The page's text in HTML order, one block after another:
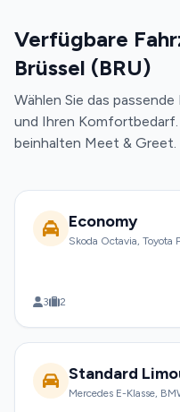
Verfügbare
Brüssel (BRU)
Wählen Sie das
und Ihren
beinhalten Meet & Greet.
Economy
Skoda Octavia, Toyota
3 2
Standard
Mercedes E-Klasse,